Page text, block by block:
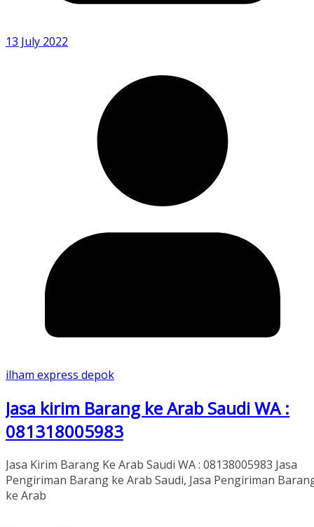
13 July 2022
ilham express depok
Jasa kirim Barang ke Arab Saudi WA :
081318005983
Jasa Kirim Barang Ke Arab Saudi WA : 08138005983 Jasa
Pengiriman Barang ke Arab Saudi, Jasa Pengiriman
ke Arab